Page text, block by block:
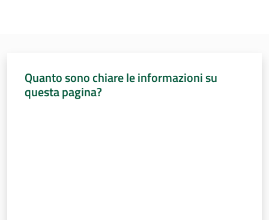
Quanto sono chiare le informazioni su
questa pagina?